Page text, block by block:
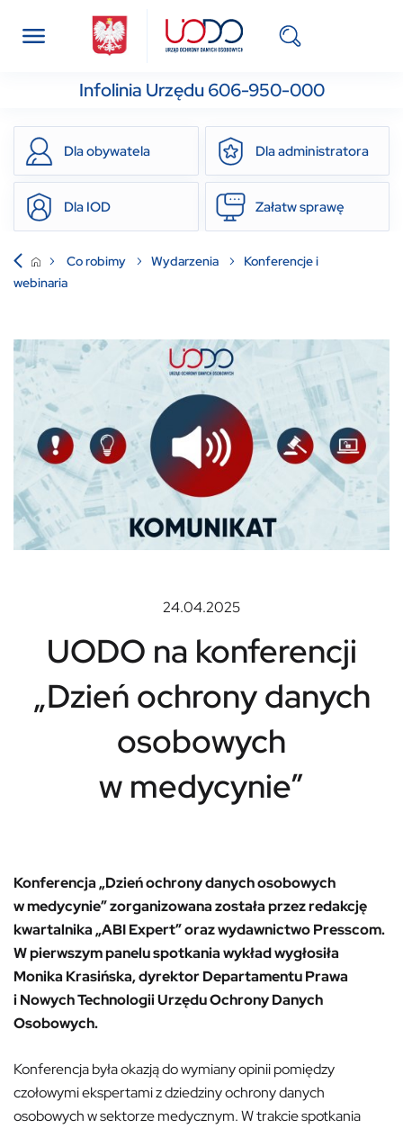
Infolinia Urzędu 606-950-000
Dla obywatela Dla administratora
Dla IOD Załatw sprawę
Co robimy Wydarzenia
Konferencje i
webinaria
24.04.2025
UODO na konferencji
„Dzień ochrony danych
osobowych
w medycynie”
Konferencja „Dzień ochrony danych osobowych
w medycynie” zorganizowana została przez redakcję
kwartalnika „ABI Expert” oraz wydawnictwo Presscom.
W pierwszym panelu spotkania wykład wygłosiła
Monika Krasińska, dyrektor Departamentu Prawa
i Nowych Technologii Urzędu Ochrony Danych
Osobowych.
Konferencja była okazją do wymiany opinii pomiędzy
czołowymi ekspertami z dziedziny ochrony danych
osobowych w sektorze medycznym. W trakcie spotkania